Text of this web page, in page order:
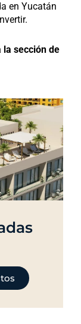
en Yucatán
la sección de